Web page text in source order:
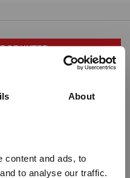
About
content and ads, to
to analyse our traffic.
DEVICES FOR VENTILATION INLET